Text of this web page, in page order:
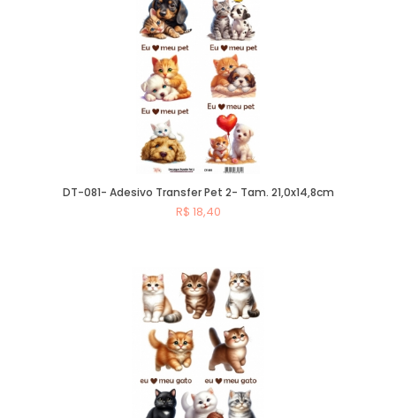
DT-081- Adesivo Transfer Pet 2- Tam. 21,0x14,8cm
R$ 18,40